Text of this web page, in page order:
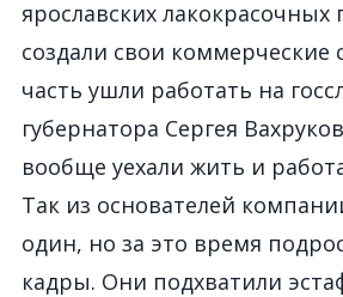
ярославских лакокрасочных
создали свои коммерческие
часть ушли работать на
губернатора Сергея
вообще уехали жить и
Так из основателей
один, но за это время
кадры. Они подхватили